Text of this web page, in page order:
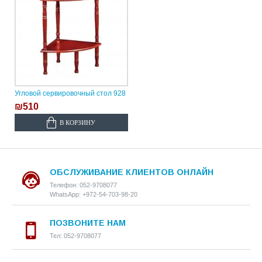
Угловой сервировочный стол 928
₪510
В КОРЗИНУ
ОБСЛУЖИВАНИЕ КЛИЕНТОВ ОНЛАЙН
Телефон: 052-9708077
WhatsApp: +972-54-703-98-20
ПОЗВОНИТЕ НАМ
Тел: 052-9708077